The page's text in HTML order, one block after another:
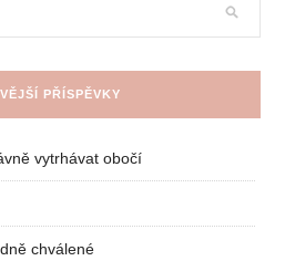
PŘÍSPĚVKY
vytrhávat obočí
chválené